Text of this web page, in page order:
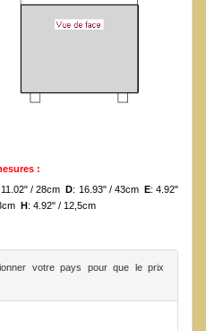
:
/ 28cmD: 16.93" / 43cm E: 4.92"
H: 4.92" / 12,5cm
votre pays pour que le prix